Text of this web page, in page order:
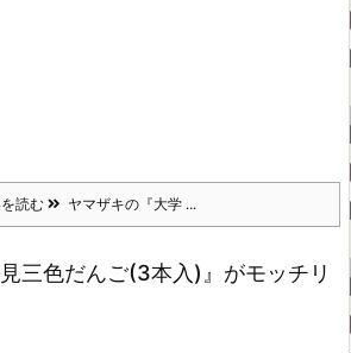
読む ヤマザキの『大学 ...
三色だんご(3本入)』がモッチリ